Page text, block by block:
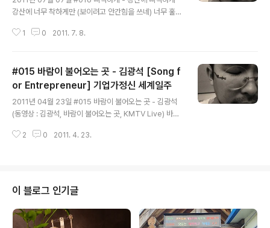
강산에 너무 착하게만 (보이려고 안간힘을 쓰네) 너무 훌륭
삐따기의 모습 (보이지도 들리지도 않네) 있는 그대로 얘기
사람들이 모든 사람들이 (자기들이 바르다고 하네) 오늘 하
루도 그렇게 저물어 가는데 삐딱 하게 삐딱 하게 삐딱 삐딱
하게 삐딱 삐딱 하게 삐딱 하게 삐딱 하게 그가 서 있는 땅
삐딱하게 기울어져 있네 가끔은 삐딱한 시선이 나쁘지 않
을 때가 있다. 그것은 부정적인 의미가 아닌 남들과 다른 시
선을 말한다. 우리는 일부러 일상에서 만나는 것들에게서
1 0 2011. 7. 8.
#015 바람이 불어오는 곳 - 김광석 [Song f
or Entrepreneur] 기업가정신 세계일주
2011년 04월 23일 #015 바람이 불어오는 곳 - 김광석
(동영상 : 김광석, 바람이 불어오는 곳, KMTV Live) 바람
네~ 그대의 머릿결 같은 나무 아래로~ 덜컹이는 기차에 기
운 꿈 들을 위해~ 햇살이 눈부신 곳 그 곳으로 가네~ 바람
에 내몸 맡기고 그 곳으로 가네~ 출렁이는 파도에 흔들려
도 수평선을 바라보며~ 햇살이 웃고 있는 곳 그 곳으로 가
네~ 나뭇잎이 손짓하는 곳 그 곳으로 가네~ 휘파람 불며
2 0 2011. 4. 23.
이 블로그 인기글